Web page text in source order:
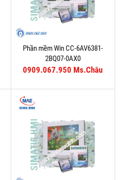
Phần mềm Win CC-6AV6381-
2BQ07-0AX0
0909.067.950 Ms.Châu